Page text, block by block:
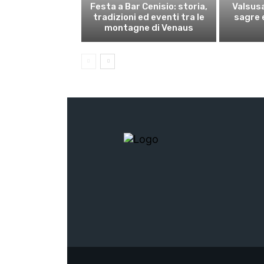
Festa a Bar Cenisio: storia,
tradizioni ed eventi tra le
montagne di Venaus
sagre